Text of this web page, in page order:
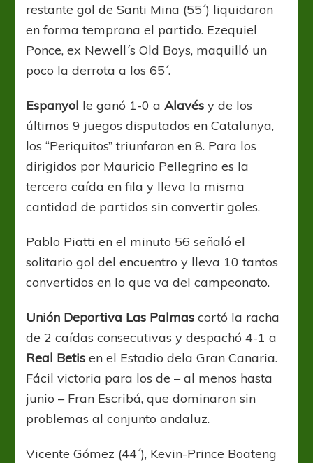
restante gol de Santi Mina (55´) liquidaron
en forma temprana el partido. Ezequiel
Ponce, ex Newell´s Old Boys, maquilló un
poco la derrota a los 65´.
Espanyol le ganó 1-0 aAlavés y de los
últimos 9 juegos disputados en Catalunya,
los “Periquitos” triunfaron en 8. Para los
dirigidos por Mauricio Pellegrino es la
tercera caída en fila y lleva la misma
cantidad de partidos sin convertir goles.
Pablo Piatti en el minuto 56 señaló el
solitario gol del encuentro y lleva 10 tantos
convertidos en lo que va del campeonato.
Unión Deportiva Las Palmas cortó la racha
de 2 caídas consecutivas y despachó 4-1 a
Real Betis en el Estadio dela Gran Canaria.
Fácil victoria para los de – al menos hasta
junio – Fran Escribá, que dominaron sin
problemas al conjunto andaluz.
Vicente Gómez (44´), Kevin-Prince Boateng